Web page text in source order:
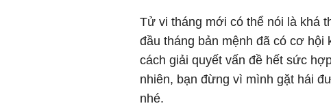
Tử vi tháng mới có thể nói là khá
đầu tháng bản mệnh đã có cơ hội
cách giải quyết vấn đề hết sức
nhiên, bạn đừng vì mình gặt hái
nhé.